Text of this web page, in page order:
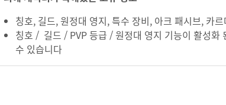
칭호, 길드, 원정대 영지, 특수 장비, 아크 패시브, 카
칭호 / 길드 / PVP 등급 / 원정대 영지 기능이 활성화
수 있습니다